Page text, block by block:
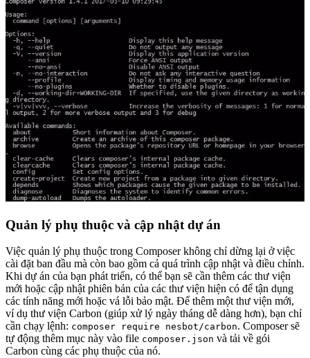
Quản lý phụ thuộc và cập nhật dự án
Việc quản lý phụ thuộc trong Composer không chỉ dừng lại ở việc
cài đặt ban đầu mà còn bao gồm cả quá trình cập nhật và điều chỉnh.
Khi dự án của bạn phát triển, có thể bạn sẽ cần thêm các thư viện
mới hoặc cập nhật phiên bản của các thư viện hiện có để tận dụng
các tính năng mới hoặc vá lỗi bảo mật. Để thêm một thư viện mới,
ví dụ thư viện Carbon (giúp xử lý ngày tháng dễ dàng hơn), bạn chỉ
cần chạy lệnh: composer require nesbot/carbon. Composer sẽ
tự động thêm mục này vào file composer.json và tải về gói
Carbon cùng các phụ thuộc của nó.